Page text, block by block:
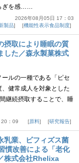
ぎを感……
2026年08月05日 17：03
製品 機能性表示食品制度
摂取により睡眠の質
した／森永製菓株式
ルの一種である「ピセ
健常成人を対象とした
継続摂取することで、睡
：09 原料 研究報告
乳業、ビフィズス菌
慣改善による「老化
株式会社Rhelixa